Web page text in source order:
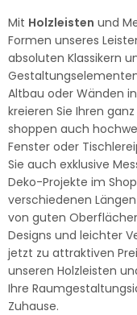
Mit Holzleisten und
Formen unseres
absoluten Klassikern
Altbau oder Wänden
kreieren Sie Ihren
shoppen auch
Fenster oder
Sie auch exklusive
Deko-Projekte im
verschiedenen
von guten
Designs und leichter
jetzt zu attraktiven
unseren Holzleisten
Ihre
Zuhause.